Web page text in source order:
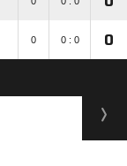
0 0 : 0 0